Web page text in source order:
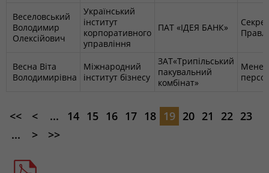
Веселовський
Володимир
Олексійович
Український
інститут
корпоративного
управління
ПАТ «ІДЕЯ БАНК»
Весна Віта
Володимирівна
Міжнародний
інститут бізнесу
ЗАТ«Трипільський
пакувальний
комбінат»
<< < ... 14 15 16 17 18 19 20 21 22 23
...
> >>